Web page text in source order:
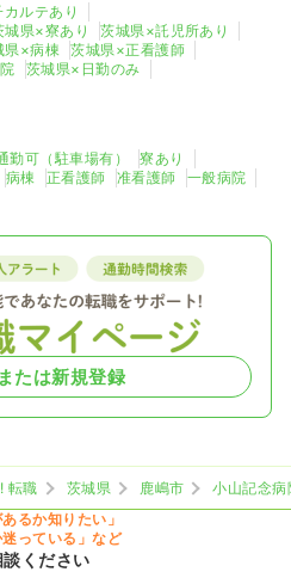
ルテあり
城県×寮あり
茨城県×託児所あり
県×病棟
茨城県×正看護師
茨城県×日勤のみ
勤可（駐車場有）
寮あり
病棟 正看護師 准看護師
一般病院
たは新規登録
転職 茨城県 鹿嶋市
小山記念病
るか知りたい」
迷っている」など
ください